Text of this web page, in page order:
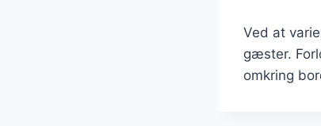
Ved at
gæster.
omkring